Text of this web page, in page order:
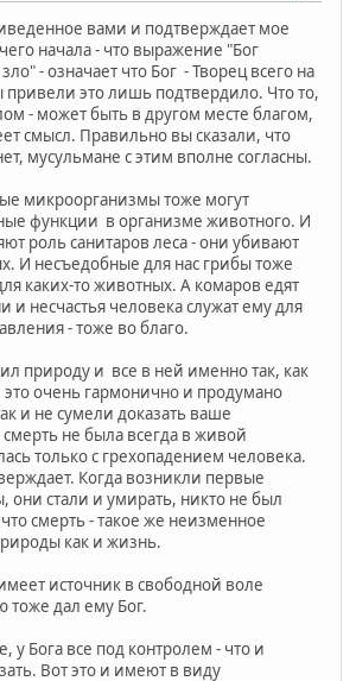
вами и подтверждает мое
начала - что выражение "Бог
- означает что Бог - Творец всего на
привели это лишь подтвердило. Что то,
- может быть в другом месте благом,
смысл. Правильно вы сказали, что
мусульмане с этим вполне согласны.
микроорганизмы тоже могут
функции в организме животного. И
роль санитаров леса - они убивают
И несъедобные для нас грибы тоже
каких-то животных. А комаров едят
и несчастья человека служат ему для
- тоже во благо.
природу и все в ней именно так, как
это очень гармонично и продумано
и не сумели доказать ваше
не была всегда в живой
только с грехопадением человека.
Когда возникли первые
стали и умирать, никто не был
смерть - такое же неизменное
как и жизнь.
источник в свободной воле
тоже дал ему Бог.
у Бога все под контролем - что и
Вот это и имеют в виду